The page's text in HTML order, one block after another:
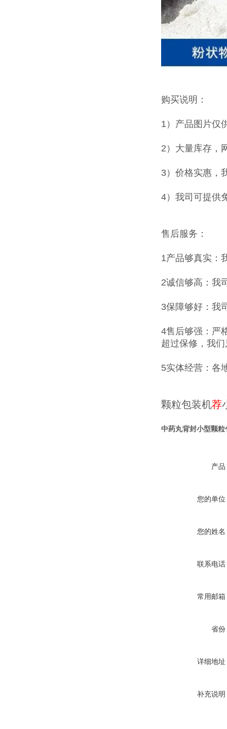
购买说明：
1）产品图片仅
2）大量库存，
3）价格实惠，
4）我司可提供
售后服务：
1产品够真实：
2诚信够高：我
3保障够好：我
4售后够强：严
超过保修，我
5实体经营：各
颗粒包装机荐
中药丸背封小型颗
产品
您的单位
您的姓名
联系电话
常用邮箱
省份
详细地址
补充说明